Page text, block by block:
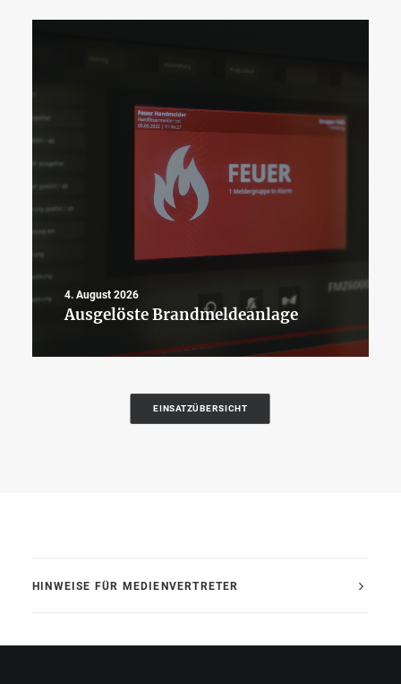
4. August 2026
Ausgelöste Brandmeldeanlage
EINSATZÜBERSICHT
HINWEISE FÜR MEDIENVERTRETER